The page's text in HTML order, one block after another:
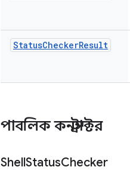
StatusCheckerResult
পাবলিক কনস্ট্রাক্টর
ShellStatusChecker